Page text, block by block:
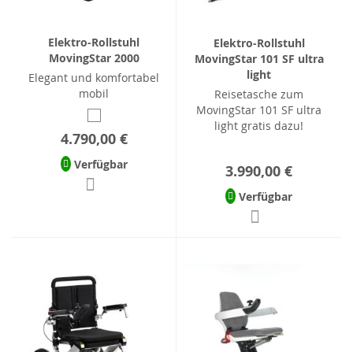
Elektro-Rollstuhl
MovingStar 2000
Elegant und komfortabel
mobil
4.790,00 €
Verfügbar
Elektro-Rollstuhl
MovingStar 101 SF ultra
light
Reisetasche zum
MovingStar 101 SF ultra
light gratis dazu!
3.990,00 €
Verfügbar